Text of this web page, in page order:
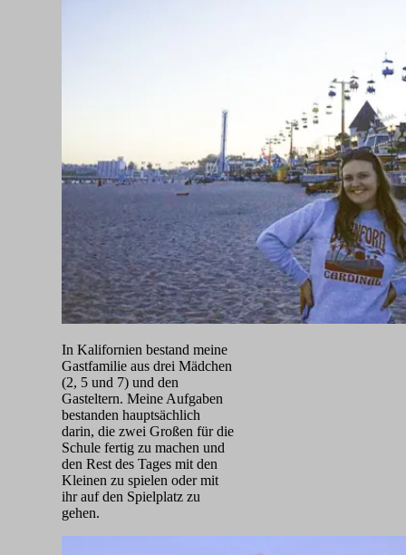
In Kalifornien bestand meine
Gastfamilie aus drei Mädchen
(2, 5 und 7) und den
Gasteltern. Meine Aufgaben
bestanden hauptsächlich
darin, die zwei Großen für die
Schule fertig zu machen und
den Rest des Tages mit den
Kleinen zu spielen oder mit
ihr auf den Spielplatz zu
gehen.